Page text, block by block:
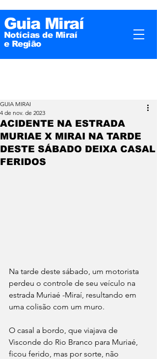
Guia Miraí
Notícias de Miraí
e Região
ACIDENTE NA ESTRADA
MURIAE X MIRAI NA TARDE
DESTE SÁBADO DEIXA CASAL
FERIDOS
GUIA MIRAI
4 de nov. de 2023
Na tarde deste sábado, um motorista
perdeu o controle de seu veículo na
estrada Muriaé -Miraí, resultando em
uma colisão com um muro.
O casal a bordo, que viajava de
Visconde do Rio Branco para Muriaé,
ficou ferido, mas por sorte, não